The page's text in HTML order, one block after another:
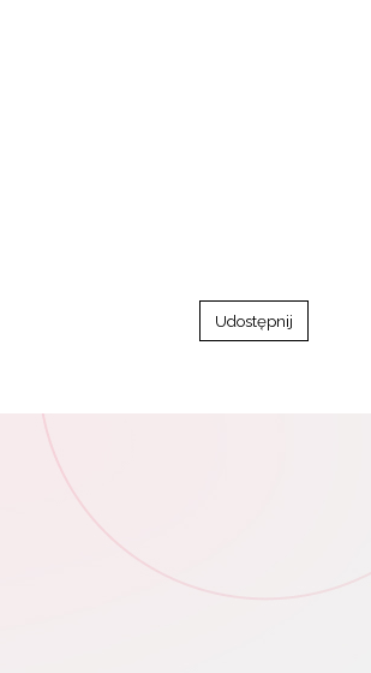
Udostępnij